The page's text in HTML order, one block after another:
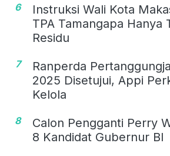
6
Instruksi Wali Kota
TPA Tamangapa Hanya
Residu
7
Ranperda
2025 Disetujui, Appi
Kelola
8
Calon Pengganti Perry
8 Kandidat Gubernur BI